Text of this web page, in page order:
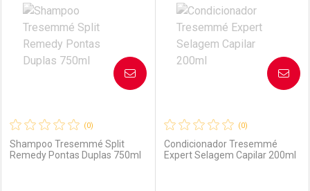
Laboratório
Por Menos Laboratório
Por Menos
(0)
Shampoo Tresemmé Split
Remedy Pontas Duplas 750ml
AVISE-ME
(0)
Condicionador Tresemmé
Expert Selagem Capilar 200ml
AVISE-ME